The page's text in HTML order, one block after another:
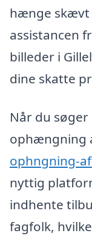
hænge skævt
assistancen
billeder i
dine skatte
Når du
ophængning
ophngning-
nyttig
indhente
fagfolk,